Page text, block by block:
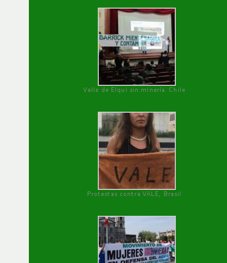
Valle de Elqui sin minería. Chile
Protestas contra VALE, Brasil